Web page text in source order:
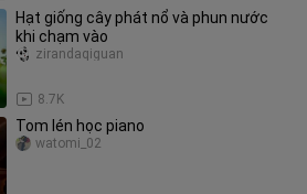
Hạt giống cây phát nổ và phun nước
khi chạm vào
8.7K
zirandaqiguan
Tom lén học piano
watomi_02